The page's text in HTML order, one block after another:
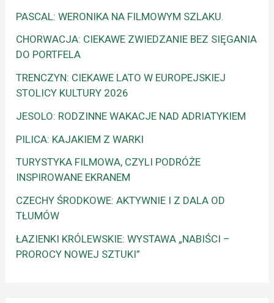
PASCAL: WERONIKA NA FILMOWYM SZLAKU.
CHORWACJA: CIEKAWE ZWIEDZANIE BEZ SIĘGANIA
DO PORTFELA
TRENCZYN: CIEKAWE LATO W EUROPEJSKIEJ
STOLICY KULTURY 2026
JESOLO: RODZINNE WAKACJE NAD ADRIATYKIEM
PILICA: KAJAKIEM Z WARKI
TURYSTYKA FILMOWA, CZYLI PODRÓŻE
INSPIROWANE EKRANEM
CZECHY ŚRODKOWE: AKTYWNIE I Z DALA OD
TŁUMÓW
ŁAZIENKI KRÓLEWSKIE: WYSTAWA „NABIŚCI –
PROROCY NOWEJ SZTUKI”